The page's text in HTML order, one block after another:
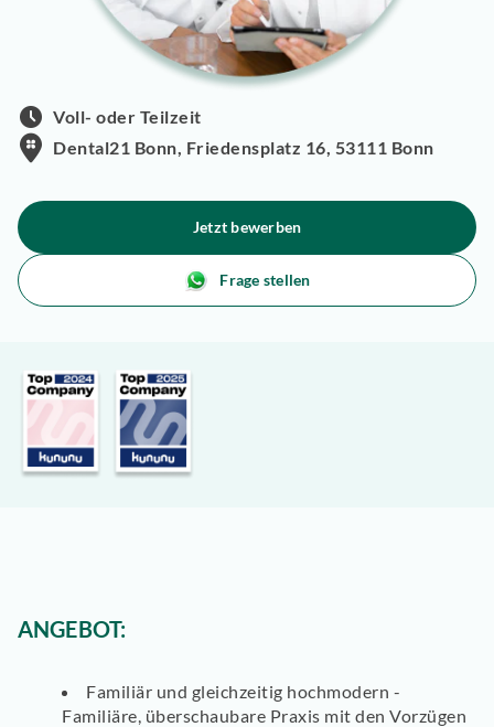
Voll- oder Teilzeit
Dental21 Bonn, Friedensplatz 16, 53111 Bonn
Jetzt bewerben
Frage stellen
ANGEBOT:
Familiär und gleichzeitig hochmodern -
Familiäre, überschaubare Praxis mit den Vorzügen